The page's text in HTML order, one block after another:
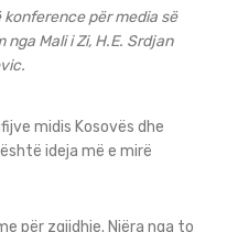
konference për media së
Mali i Zi, H.E. Srdjan
midis Kosovës dhe
ideja më e mirë
për zgjidhje. Njëra nga to